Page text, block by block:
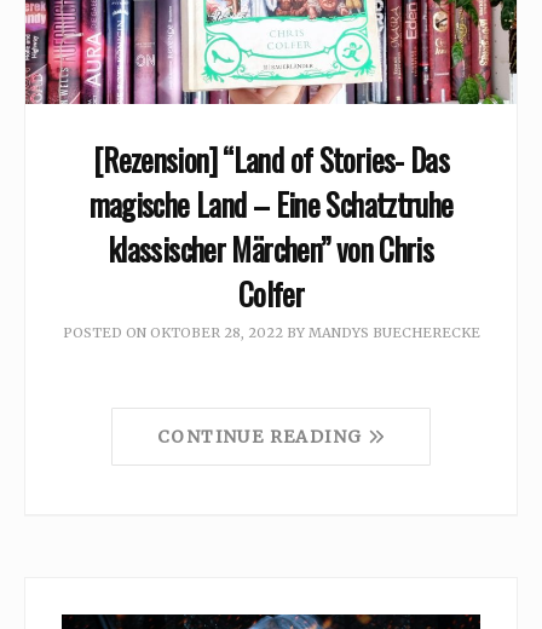
[Rezension] “Land of Stories- Das
magische Land – Eine Schatztruhe
klassischer Märchen” von Chris
Colfer
POSTED ON OKTOBER 28, 2022BY MANDYS BUECHERECKE
CONTINUE READING